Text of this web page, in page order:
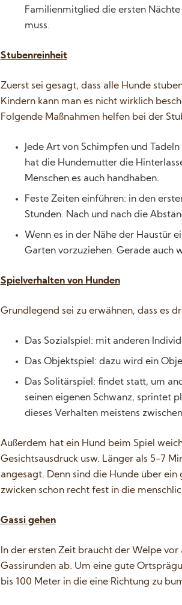
Familienmitglied die ersten
muss.
Stubenreinheit
Zuerst sei gesagt, dass alle Hunde
Kindern kann man es nicht wirklich
Folgende Maßnahmen helfen bei der
Jede Art von Schimpfen und
hat die Hundemutter die
Menschen es auch handhaben.
Feste Zeiten einführen: in den
Stunden. Nach und nach die
Wenn es in der Nähe der Haustür
Garten vorzuziehen. Gerade auch
Spielverhalten von Hunden
Grundlegend sei zu erwähnen, dass es
Das Sozialspiel: mit anderen
Das Objektspiel: dazu wird ein
Das Solitärspiel: findet statt, um
seinen eigenen Schwanz, sprintet
dieses Verhalten meistens
Außerdem hat ein Hund beim Spiel
Gesichtsausdruck usw. Länger als 5-7
angesagt. Denn sind die Hunde über ein
zwicken schon recht fest in die
Gassi gehen
In der ersten Zeit braucht der Welpe
Gassirunden ab. Um eine gute
bis 100 Meter in die eine Richtung zu